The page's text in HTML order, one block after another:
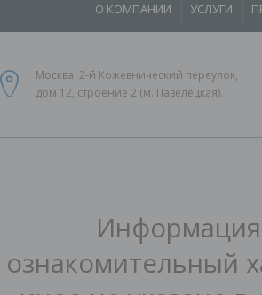
О КОМПАНИИ УСЛУГИ
Москва, 2-й Кожевнический переулок,
дом 12, строение 2 (м. Павелецкая).
Информация
ознакомительный